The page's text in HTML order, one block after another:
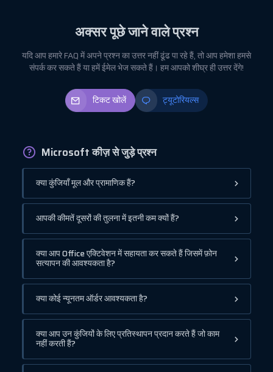
अक्सर पूछे जाने वाले प्रश्न
यदि आप हमारे FAQ में अपने प्रश्न का उत्तर नहीं ढूंढ पा रहे हैं, तो आप हमेशा हमसे
संपर्क कर सकते हैं या हमें ईमेल भेज सकते हैं। हम आपको शीघ्र ही उत्तर देंगे!
टिकट खोलें ट्यूटोरियल्स
Microsoft कीज़ से जुड़े प्रश्न
क्या कुंजियाँ मूल और प्रामाणिक हैं?
आपकी कीमतें दूसरों की तुलना में इतनी कम क्यों हैं?
क्या आप Office एक्टिवेशन में सहायता कर सकते हैं जिसमें फ़ोन
सत्यापन की आवश्यकता है?
क्या कोई न्यूनतम ऑर्डर आवश्यकता है?
क्या आप उन कुंजियों के लिए प्रतिस्थापन प्रदान करते हैं जो काम
नहीं करती हैं?